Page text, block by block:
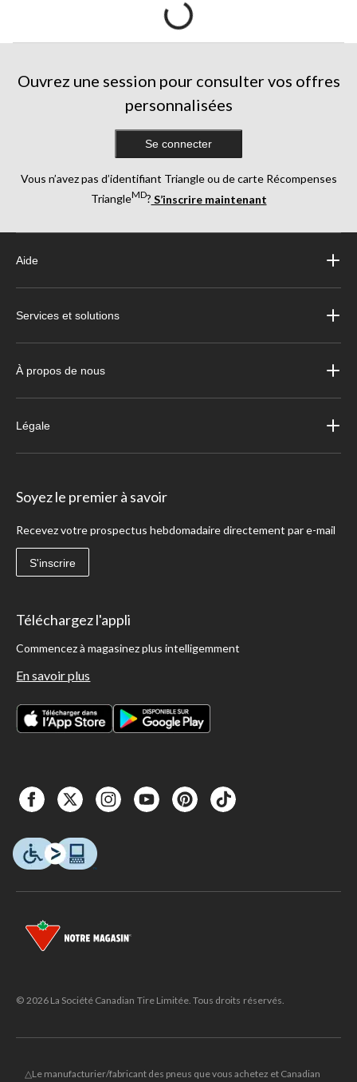
Ouvrez une session pour consulter vos offres
personnalisées
Se connecter
Vous n’avez pas d’identifiant Triangle ou de carte Récompenses
TriangleMD? S’inscrire maintenant
Aide
Services et solutions
À propos de nous
Légale
Soyez le premier à savoir
Recevez votre prospectus hebdomadaire directement par e-mail
S'inscrire
Téléchargez l'appli
Commencez à magasinez plus intelligemment
En savoir plus
© 2026 La Société Canadian Tire Limitée. Tous droits réservés.
△Le manufacturier/fabricant des pneus que vous achetez et Canadian